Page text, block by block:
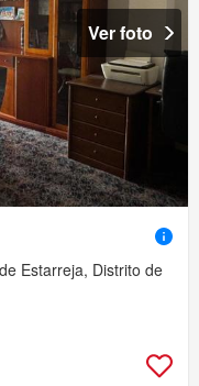
Ver foto
Estarreja, Distrito de